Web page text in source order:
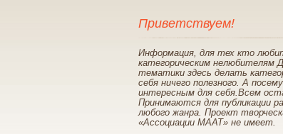
Приветствуем!
Информация, для тех кто
категорическим нелюбителям
тематики здесь делать
себя ничего полезного. А
интересным для себя.Всем
Принимаются для публикации
любого жанра. Проект
«Ассоциации МААТ» не имеет.